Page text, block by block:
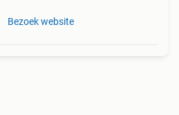
Bezoek website